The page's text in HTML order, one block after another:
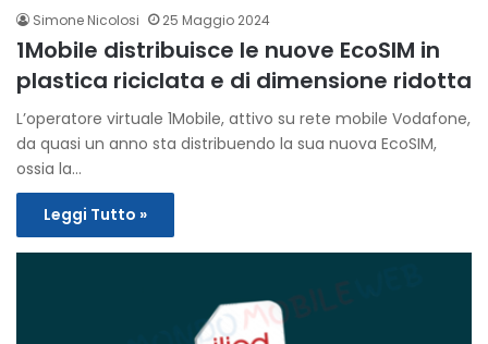
Simone Nicolosi 25 Maggio 2024
1Mobile distribuisce le nuove EcoSIM in
plastica riciclata e di dimensione ridotta
L’operatore virtuale 1Mobile, attivo su rete mobile Vodafone,
da quasi un anno sta distribuendo la sua nuova EcoSIM,
ossia la…
Leggi Tutto »